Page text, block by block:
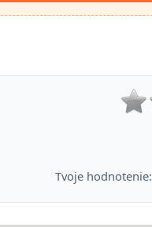
Tvoje hodnotenie: